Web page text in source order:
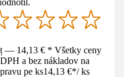
— 14,13 € * Všetky ceny
a bez nákladov na
pe ks14,13 €*/ ks